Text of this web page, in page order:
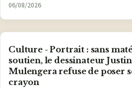
06/08/2026
Culture - Portrait : sans
soutien, le dessinateur Justin
Mulengera refuse de poser
crayon